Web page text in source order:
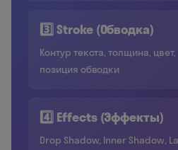
3️⃣ Stroke (Обводка)
Контур текста, толщина, цвет,
позиция обводки
4️⃣ Effects (Эффекты)
Drop Shadow, Inner Shadow,